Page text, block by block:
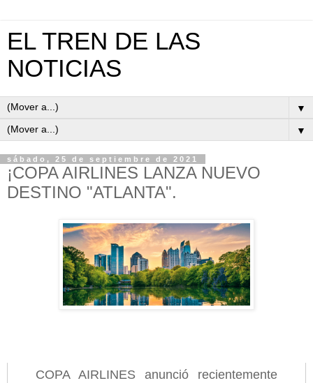
EL TREN DE LAS
NOTICIAS
▼
▼
sábado, 25 de septiembre de 2021
¡COPA AIRLINES LANZA NUEVO
DESTINO "ATLANTA".
COPA AIRLINES anunció recientemente